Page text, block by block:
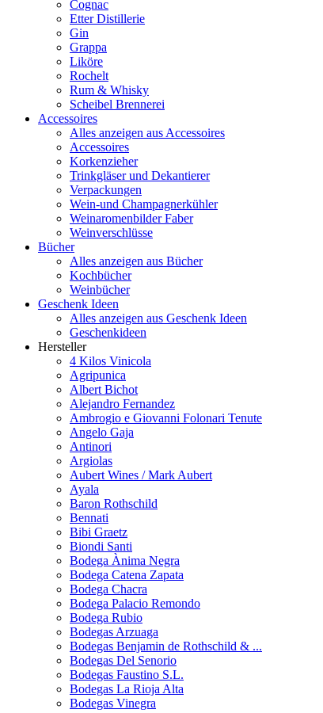
Cognac
Etter Distillerie
Gin
Grappa
Liköre
Rochelt
Rum & Whisky
Scheibel Brennerei
Accessoires
Alles anzeigen aus Accessoires
Accessoires
Korkenzieher
Trinkgläser und Dekantierer
Verpackungen
Wein-und Champagnerkühler
Weinaromenbilder Faber
Weinverschlüsse
Bücher
Alles anzeigen aus Bücher
Kochbücher
Weinbücher
Geschenk Ideen
Alles anzeigen aus Geschenk Ideen
Geschenkideen
Hersteller
4 Kilos Vinicola
Agripunica
Albert Bichot
Alejandro Fernandez
Ambrogio e Giovanni Folonari Tenute
Angelo Gaja
Antinori
Argiolas
Aubert Wines / Mark Aubert
Ayala
Baron Rothschild
Bennati
Bibi Graetz
Biondi Santi
Bodega Ànima Negra
Bodega Catena Zapata
Bodega Chacra
Bodega Palacio Remondo
Bodega Rubio
Bodegas Arzuaga
Bodegas Benjamin de Rothschild & ...
Bodegas Del Senorio
Bodegas Faustino S.L.
Bodegas La Rioja Alta
Bodegas Vinegra